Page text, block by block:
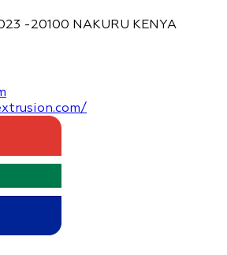
-20100 NAKURU KENYA